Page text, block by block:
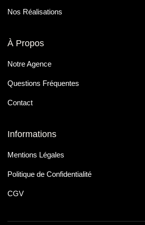
Nos Réalisations
À Propos
Notre Agence
Questions Fréquentes
Contact
Informations
Mentions Légales
Politique de Confidentialité
CGV